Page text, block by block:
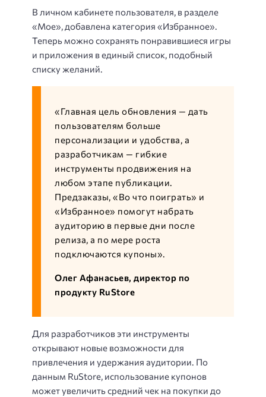
В личном кабинете пользователя, в разделе
«Мое», добавлена категория «Избранное».
Теперь можно сохранять понравившиеся игры
и приложения в единый список, подобный
списку желаний.
«Главная цель обновления — дать
пользователям больше
персонализации и удобства, а
разработчикам — гибкие
инструменты продвижения на
любом этапе публикации.
Предзаказы, «Во что поиграть» и
«Избранное» помогут набрать
аудиторию в первые дни после
релиза, а по мере роста
подключаются купоны».
Олег Афанасьев, директор по
продукту RuStore
Для разработчиков эти инструменты
открывают новые возможности для
привлечения и удержания аудитории. По
данным RuStore, использование купонов
может увеличить средний чек на покупки до